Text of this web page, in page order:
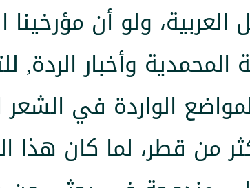
ولو أن
المحمدية وأخبار
الواردة في
من قطر، لما كان هذا